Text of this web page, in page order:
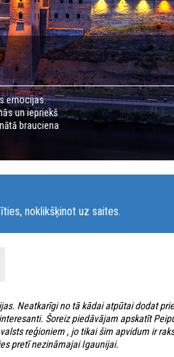
emocijas.
un iepriekš
brauciena
noklikšķinot uz saites.
Neatkarīgi no tā kādai atpūtai dodat
Šoreiz piedāvājam apskatīt
reģioniem , jo tikai šim apvidum ir
pretī nezināmajai Igaunijai.